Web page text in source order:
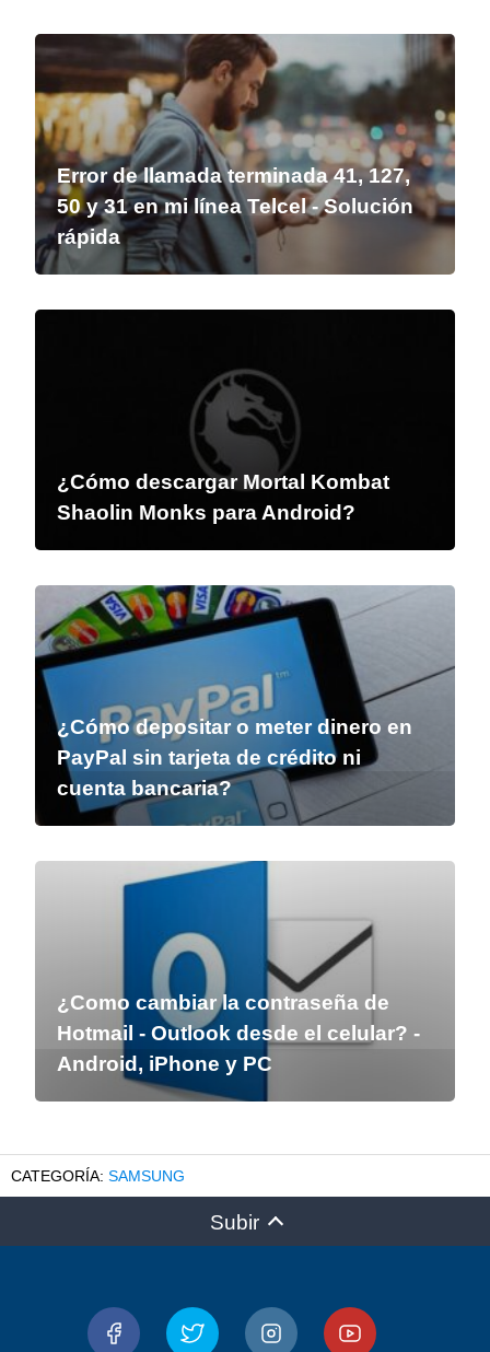
Error de llamada terminada 41, 127,
50 y 31 en mi línea Telcel - Solución
rápida
¿Cómo descargar Mortal Kombat
Shaolin Monks para Android?
¿Cómo depositar o meter dinero en
PayPal sin tarjeta de crédito ni
cuenta bancaria?
¿Como cambiar la contraseña de
Hotmail - Outlook desde el celular? -
Android, iPhone y PC
SAMSUNG
Subir